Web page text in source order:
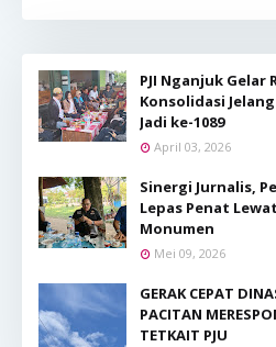
PJI Nganjuk
Konsolidasi
Jadi ke-1089
April 03, 2026
Sinergi Jurnalis,
Lepas Penat
Monumen
Mei 09, 2026
GERAK CEPAT
PACITAN
TETKAIT PJU